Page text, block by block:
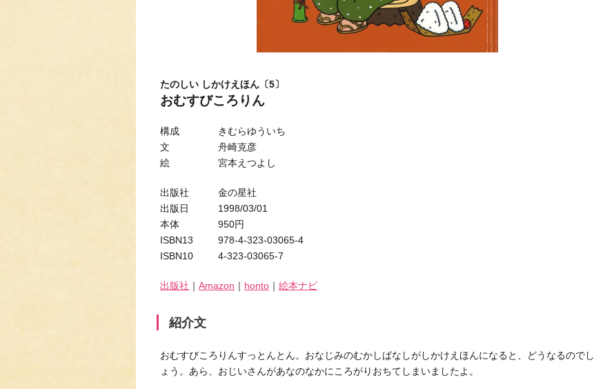
たのしい しかけえほん〔5〕
おむすびころりん
構成 きむらゆういち
文 舟崎克彦
絵 宮本えつよし
出版社 金の星社
出版日 1998/03/01
本体 950円
ISBN13 978-4-323-03065-4
ISBN10 4-323-03065-7
出版社 ｜ Amazon ｜ honto ｜ 絵本ナビ
紹介文
おむすびころりんすっとんとん。おなじみのむかしばなしがしかけえほんになると、どうなるのでし
ょう。あら、おじいさんがあなのなかにころがりおちてしまいましたよ。